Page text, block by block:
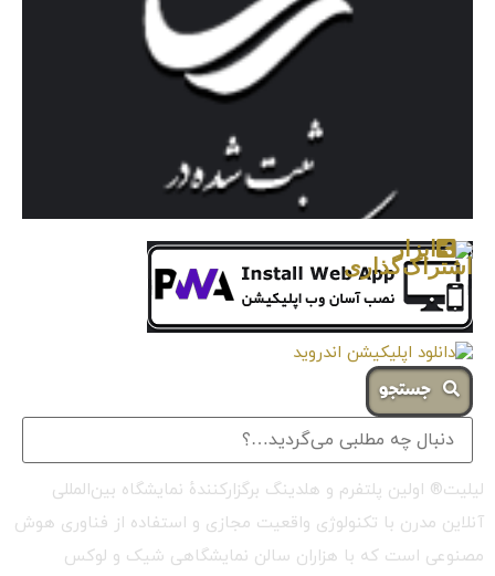
جستجو
لیلیت® اولین پلتفرم و هلدینگ برگزارکنندهٔ نمایشگاه بین‌المللی
آنلاین مدرن با تکنولوژی واقعیت مجازی و استفاده از فناوری هوش
مصنوعی است که با هزاران سالن نمایشگاهی شیک و لوکس